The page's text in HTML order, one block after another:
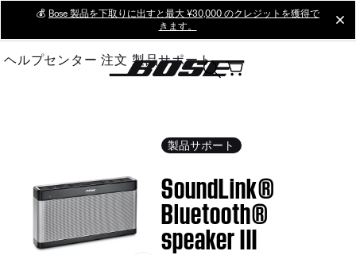
Main
💰 Bose 製品を下取りに出すと最大 ¥30,000 のクレジットを獲得で
きます。
ヘルプセンター 注文 製品サポート
製品サポート
SoundLink®
Bluetooth®
speaker III